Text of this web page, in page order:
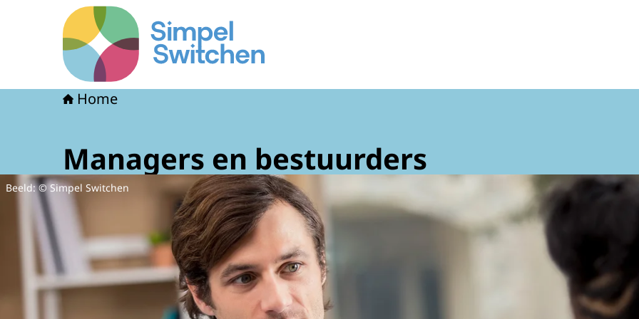
Naar de homepage van Simpel Switchen
Home
Managers en bestuurders
Beeld: © Simpel Switchen